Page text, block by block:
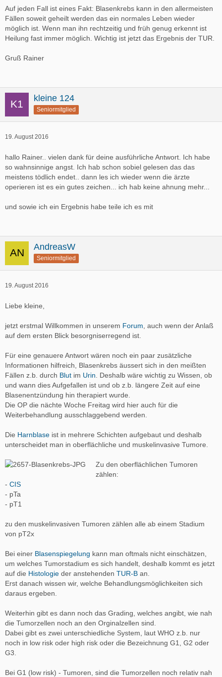
Auf jeden Fall ist eines Fakt: Blasenkrebs kann in den allermeisten
Fällen soweit geheilt werden das ein normales Leben wieder
möglich ist. Wenn man ihn rechtzeitig und früh genug erkennt ist
Heilung fast immer möglich. Wichtig ist jetzt das Ergebnis der TUR.
Gruß Rainer
kleine 124
Seniormitglied
19. August 2016
hallo Rainer.. vielen dank für deine ausführliche Antwort. Ich habe
so wahnsinnige angst. Ich hab schon sobiel gelesen das das
meistens tödlich endet.. dann les ich wieder wenn die ärzte
operieren ist es ein gutes zeichen... ich hab keine ahnung mehr...
und sowie ich ein Ergebnis habe teile ich es mit
AndreasW
Seniormitglied
19. August 2016
Liebe kleine,
jetzt erstmal Willkommen in unserem Forum , auch wenn der Anlaß
auf dem ersten Blick besorgniserregend ist.
Für eine genauere Antwort wären noch ein paar zusätzliche
Informationen hilfreich, Blasenkrebs äussert sich in den meißten
Fällen z.b. durch Blut im Urin . Deshalb wäre wichtig zu Wissen, ob
und wann dies Aufgefallen ist und ob z.b. längere Zeit auf eine
Blasenentzündung hin therapiert wurde.
Die OP die nächte Woche Freitag wird hier auch für die
Weiterbehandlung ausschlaggebend werden.
Die Harnblase ist in mehrere Schichten aufgebaut und deshalb
unterscheidet man in oberflächliche und muskelinvasive Tumore.
Zu den oberflächlichen Tumoren
zählen:
- CIS
- pTa
- pT1
zu den muskelinvasiven Tumoren zählen alle ab einem Stadium
von pT2x
Bei einer Blasenspiegelung kann man oftmals nicht einschätzen,
um welches Tumorstadium es sich handelt, deshalb kommt es jetzt
auf die Histologie der anstehenden TUR-B an.
Erst danach wissen wir, welche Behandlungsmöglichkeiten sich
daraus ergeben.
Weiterhin gibt es dann noch das Grading, welches angibt, wie nah
die Tumorzellen noch an den Orginalzellen sind.
Dabei gibt es zwei unterschiedliche System, laut WHO z.b. nur
noch in low risk oder high risk oder die Bezeichnung G1, G2 oder
G3.
Bei G1 (low risk) - Tumoren, sind die Tumorzellen noch relativ nah